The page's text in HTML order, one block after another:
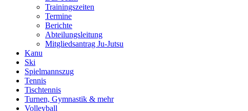
Trainingszeiten
Termine
Berichte
Abteilungsleitung
Mitgliedsantrag Ju-Jutsu
Kanu
Ski
Spielmannszug
Tennis
Tischtennis
Turnen, Gymnastik & mehr
Volleyball